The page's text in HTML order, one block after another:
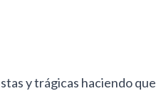
y trágicas haciendo que